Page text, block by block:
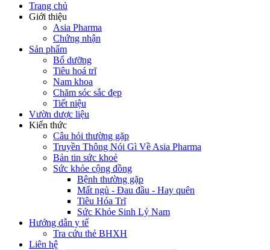
Trang chủ
Giới thiệu
Asia Pharma
Chứng nhận
Sản phẩm
Bổ dưỡng
Tiêu hoá trĩ
Nam khoa
Chăm sóc sắc đẹp
Tiết niệu
Vườn dược liệu
Kiến thức
Câu hỏi thường gặp
Truyền Thông Nói Gì Về Asia Pharma
Bản tin sức khoẻ
Sức khỏe cộng đồng
Bệnh thường gặp
Mất ngủ - Đau đầu - Hay quên
Tiêu Hóa Trĩ
Sức Khỏe Sinh Lý Nam
Hướng dẫn y tế
Tra cứu thẻ BHXH
Liên hệ